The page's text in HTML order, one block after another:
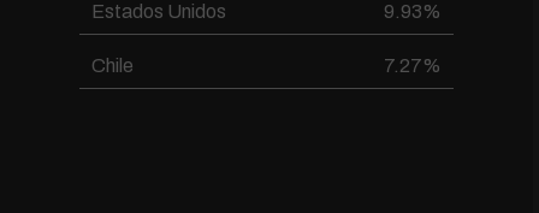
Estados Unidos 9.93%
Chile 7.27%